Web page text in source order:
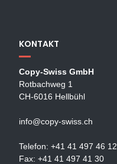
KONTAKT
Copy-Swiss GmbH
Rotbachweg 1
CH-6016 Hellbühl
info@copy-swiss.ch
Telefon: +41 41 497 46 12
Fax: +41 41 497 41 30